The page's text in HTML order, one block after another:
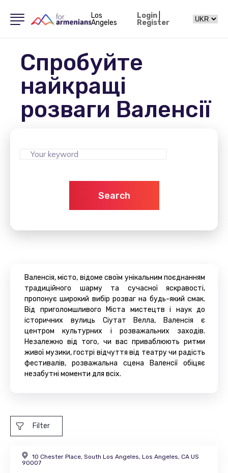
Los
Angeles
Login|
Register
Спробуйте
найкращі
розваги Валенсії
Search
Валенсія, місто, відоме своїм унікальним поєднанням
традиційного шарму та сучасної яскравості,
пропонує широкий вибір розваг на будь-який смак.
Від приголомшливого Міста мистецтв і наук до
історичних вулиць Сіутат Велла, Валенсія є
центром культурних і розважальних заходів.
Незалежно від того, чи вас приваблюють ритми
живої музики, гострі відчуття від театру чи радість
фестивалів, розважальна сцена Валенсії обіцяє
незабутні моменти для всіх.
Filter
10 Chester Place, South Los Angeles, Los Angeles, CA US
90007